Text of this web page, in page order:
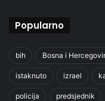
Popularno
bih Bosna i
istaknuto izrael
policija predsjednik